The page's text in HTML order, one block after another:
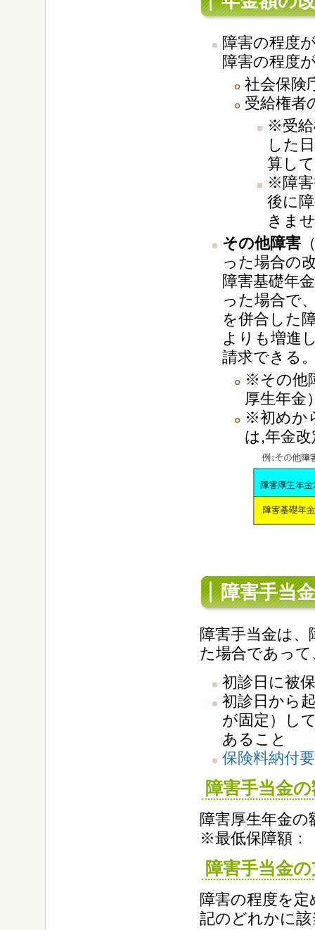
障害の程度
障害の程度
社会保険
受給権者
※受給
した
算し
※障害
後に
きま
その他障害
った場合の
障害基礎年
った場合で
を併合した
よりも増進
請求できる
※その他
厚生年金
※初めか
は,年金
障害手当
障害手当金は
た場合であっ
初診日に被
初診日から
が固定）し
あること
保険料納付
障害手当金
障害厚生年金
※最低保障額：
障害手当金
障害の程度を
記のどれかに